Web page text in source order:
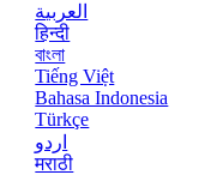
العربية
हिन्दी
বাংলা
Tiếng Việt
Bahasa Indonesia
Türkçe
اردو
मराठी